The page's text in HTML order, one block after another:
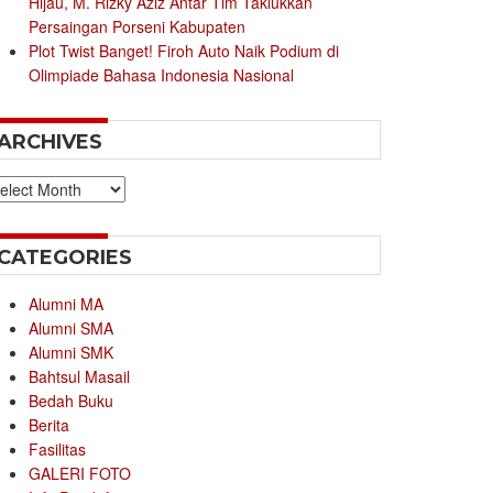
Persaingan Porseni Kabupaten
Plot Twist Banget! Firoh Auto Naik Podium di
Olimpiade Bahasa Indonesia Nasional
Alumni MA
Alumni SMA
Alumni SMK
Bahtsul Masail
Bedah Buku
Berita
Fasilitas
GALERI FOTO